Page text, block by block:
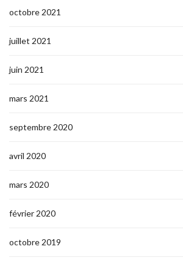
octobre 2021
juillet 2021
juin 2021
mars 2021
septembre 2020
avril 2020
mars 2020
février 2020
octobre 2019